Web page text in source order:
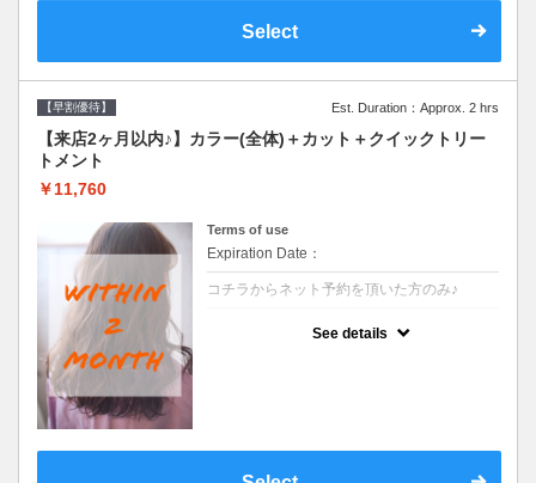
Select
【早割優待】 Est. Duration：Approx. 2 hrs
【来店2ヶ月以内♪】カラー(全体)＋カット＋クイックトリー
トメント
￥11,760
Terms of use
Expiration Date：
コチラからネット予約を頂いた方のみ♪
See details